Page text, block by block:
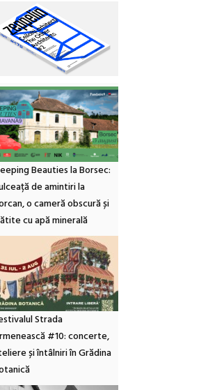
Beauties la Borsec:
de amintiri la
o cameră obscură și
cu apă minerală
Strada
#10: concerte,
și întâlniri în Grădina